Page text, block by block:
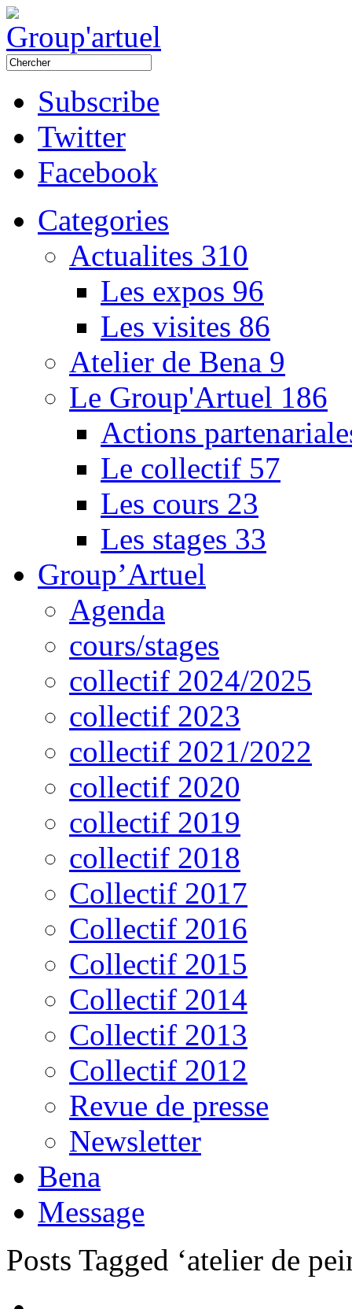
Subscribe
Twitter
Facebook
Categories
Actualites 310
Les expos 96
Les visites 86
Atelier de Bena 9
Le Group'Artuel 186
Actions
Le collectif 57
Les cours 23
Les stages 33
Group’Artuel
Agenda
cours/stages
collectif 2024/2025
collectif 2023
collectif 2021/2022
collectif 2020
collectif 2019
collectif 2018
Collectif 2017
Collectif 2016
Collectif 2015
Collectif 2014
Collectif 2013
Collectif 2012
Revue de presse
Newsletter
Bena
Message
Posts Tagged ‘atelier de